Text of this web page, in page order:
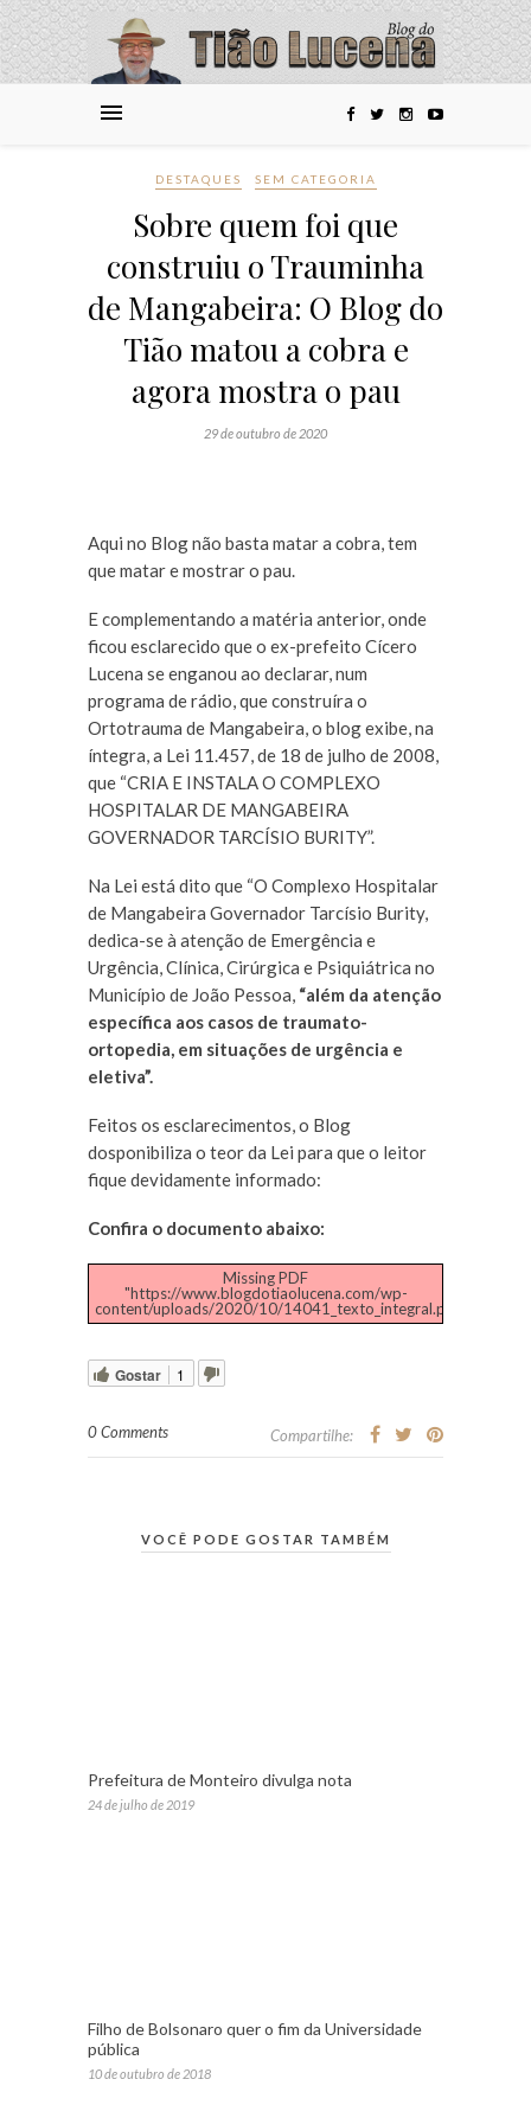
DESTAQUES SEM CATEGORIA
Sobre quem foi que
construiu o Trauminha
de Mangabeira: O Blog do
Tião matou a cobra e
agora mostra o pau
29 de outubro de 2020
Aqui no Blog não basta matar a cobra, tem
que matar e mostrar o pau.
E complementando a matéria anterior, onde
ficou esclarecido que o ex-prefeito Cícero
Lucena se enganou ao declarar, num
programa de rádio, que construíra o
Ortotrauma de Mangabeira, o blog exibe, na
íntegra, a Lei 11.457, de 18 de julho de 2008,
que “CRIA E INSTALA O COMPLEXO
HOSPITALAR DE MANGABEIRA
GOVERNADOR TARCÍSIO BURITY”.
Na Lei está dito que “O Complexo Hospitalar
de Mangabeira Governador Tarcísio Burity,
dedica-se à atenção de Emergência e
Urgência, Clínica, Cirúrgica e Psiquiátrica no
Município de João Pessoa, “além da atenção
específica aos casos de traumato-
ortopedia, em situações de urgência e
eletiva”.
Feitos os esclarecimentos, o Blog
dosponibiliza o teor da Lei para que o leitor
fique devidamente informado:
Confira o documento abaixo:
Missing PDF
"https://www.blogdotiaolucena.com/wp-
content/uploads/2020/10/14041_texto_integral.pdf".
Gostar 1
0 Comments Compartilhe:
VOCÊ PODE GOSTAR TAMBÉM
Prefeitura de Monteiro divulga nota
24 de julho de 2019
Filho de Bolsonaro quer o fim da Universidade
pública
10 de outubro de 2018